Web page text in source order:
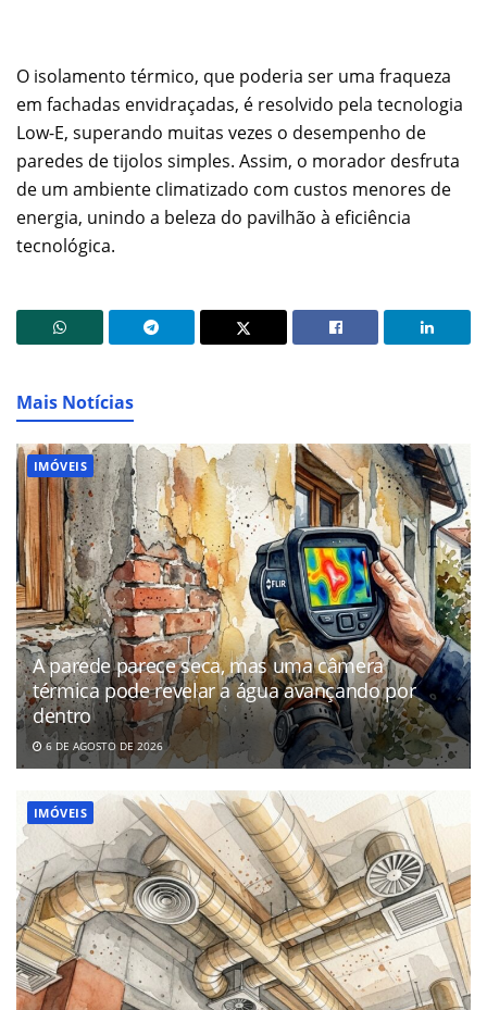
O isolamento térmico, que poderia ser uma fraqueza
em fachadas envidraçadas, é resolvido pela tecnologia
Low-E, superando muitas vezes o desempenho de
paredes de tijolos simples. Assim, o morador desfruta
de um ambiente climatizado com custos menores de
energia, unindo a beleza do pavilhão à eficiência
tecnológica.
Mais Notícias
IMÓVEIS
A parede parece seca, mas uma câmera
térmica pode revelar a água avançando por
dentro
6 DE AGOSTO DE 2026
IMÓVEIS